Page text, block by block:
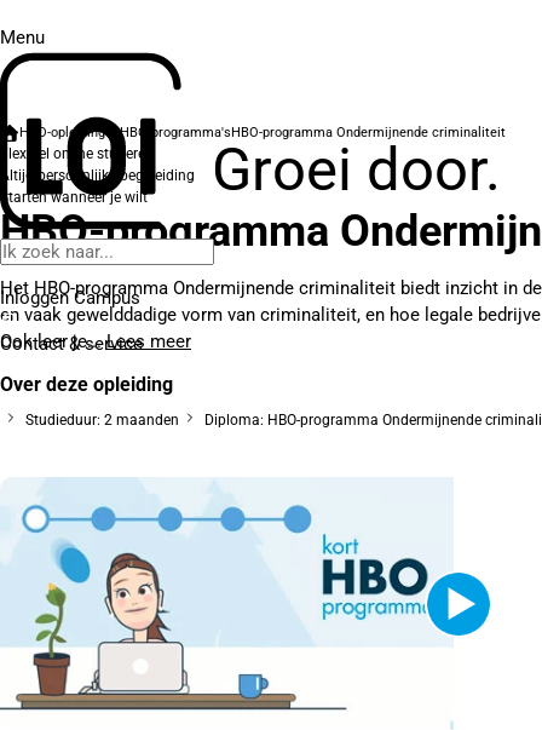
Menu
Groei door.
Inloggen Campus
Contact& service
HBO-opleidingenHBO-programma'sHBO-programma Ondermijnende criminaliteit
Flexibel online studeren
Altijd persoonlijke begeleiding
Starten wanneer je wilt
HBO-programma
Het HBO-programma Ondermijnende criminaliteit biedt inzicht in
en vaak gewelddadige vorm van criminaliteit, en hoe legale
Ook leer je...Lees meer
Over deze opleiding
Studieduur: 2 maanden Diploma: HBO-programma Ondermijnende